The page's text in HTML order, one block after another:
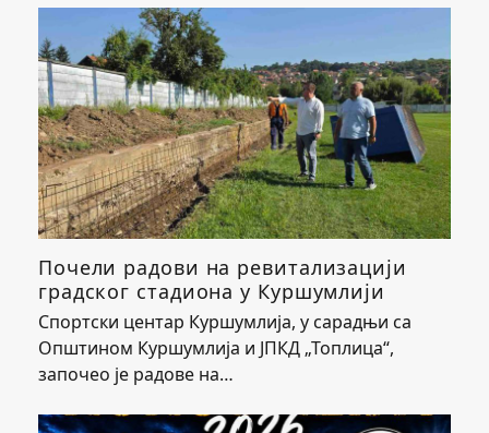
Почели радови на ревитализацији
градског стадиона у Куршумлији
Спортски центар Куршумлија, у сарадњи са
Општином Куршумлија и ЈПКД „Топлица“,
започео је радове на…